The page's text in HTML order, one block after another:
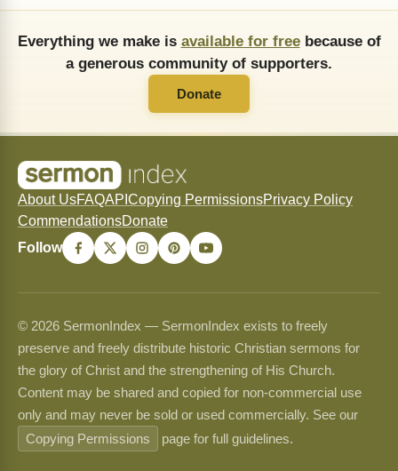
Everything we make is available for freebecause of
a generous community of supporters.
Donate
About UsFAQAPI Copying PermissionsPrivacy Policy
CommendationsDonate
Follow
© 2026 SermonIndex — SermonIndex exists to freely
preserve and freely distribute historic Christian sermons for
the glory of Christ and the strengthening of His Church.
Content may be shared and copied for non-commercial use
only and may never be sold or used commercially. See our
Copying Permissions
page for full guidelines.